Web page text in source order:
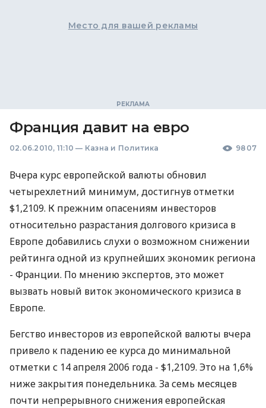
Место для вашей рекламы
Франция давит на евро
02.06.2010, 11:10 — Казна и Политика 9807
Вчера курс европейской валюты обновил
четырехлетний минимум, достигнув отметки
$1,2109. К прежним опасениям инвесторов
относительно разрастания долгового кризиса в
Европе добавились слухи о возможном снижении
рейтинга одной из крупнейших экономик региона
- Франции. По мнению экспертов, это может
вызвать новый виток экономического кризиса в
Европе.
Бегство инвесторов из европейской валюты вчера
привело к падению ее курса до минимальной
отметки с 14 апреля 2006 года - $1,2109. Это на 1,6%
ниже закрытия понедельника. За семь месяцев
почти непрерывного снижения европейская